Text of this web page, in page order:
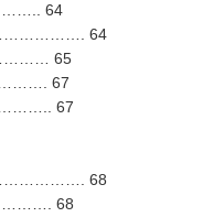
64
64
65
67
67
68
68